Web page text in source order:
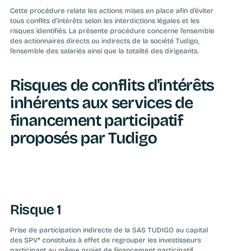
Cette procédure relate les actions mises en place afin d’éviter
tous conflits d’intérêts selon les interdictions légales et les
risques identifiés. La présente procédure concerne l’ensemble
des actionnaires directs ou indirects de la société Tudigo,
l’ensemble des salariés ainsi que la totalité des dirigeants.
Risques de conflits d'intérêts
inhérents aux services de
financement participatif
proposés par Tudigo
Risque 1
Prise de participation indirecte de la SAS TUDIGO au capital
des SPV* constitués à effet de regrouper les investisseurs